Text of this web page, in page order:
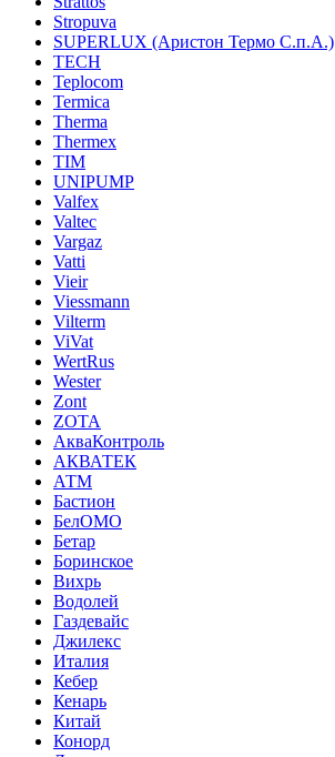
Stropuva
SUPERLUX (Аристон Термо С.п.А.)
TECH
Teplocom
Termica
Therma
Thermex
TIM
UNIPUMP
Valfex
Valtec
Vargaz
Vatti
Vieir
Viessmann
Vilterm
ViVat
WertRus
Wester
Zont
ZOTA
АкваКонтроль
АКВАТЕК
АТМ
Бастион
БелОМО
Бетар
Боринское
Вихрь
Водолей
Газдевайс
Джилекс
Италия
Кебер
Кенарь
Китай
Конорд